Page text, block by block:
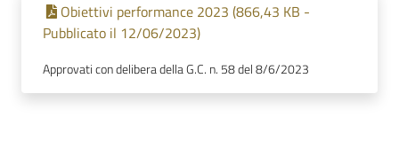
Obiettivi performance 2023 (866,43 KB -
Pubblicato il 12/06/2023)
Approvati con delibera della G.C. n. 58 del 8/6/2023